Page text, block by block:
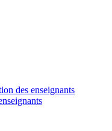
des enseignants